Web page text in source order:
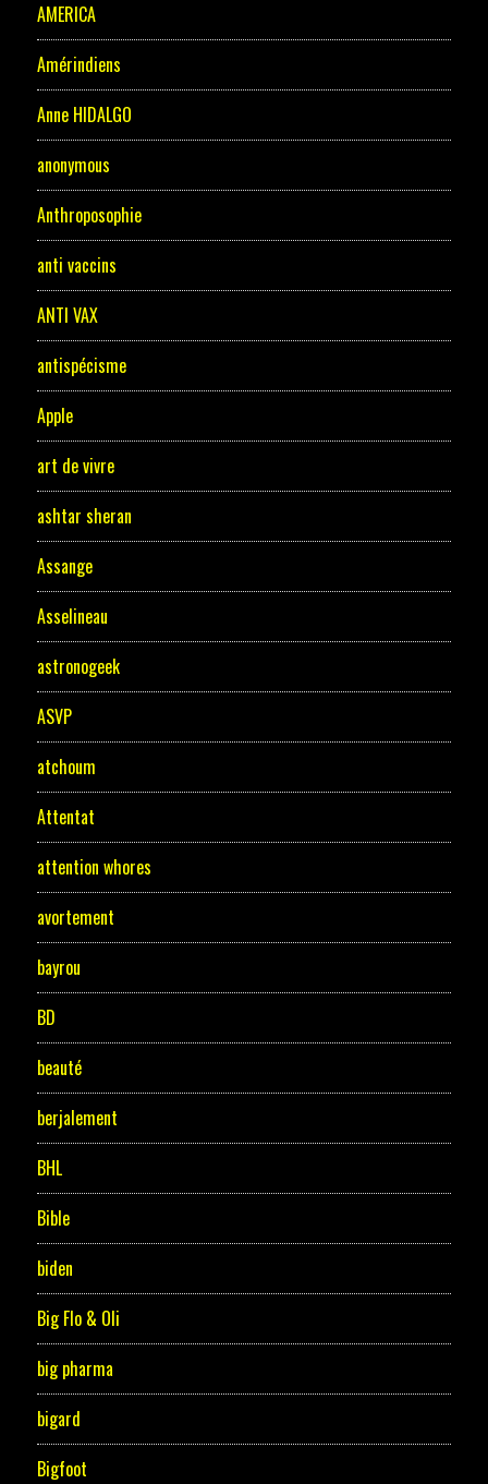
AMERICA
Amérindiens
Anne HIDALGO
anonymous
Anthroposophie
anti vaccins
ANTI VAX
antispécisme
Apple
art de vivre
ashtar sheran
Assange
Asselineau
astronogeek
ASVP
atchoum
Attentat
attention whores
avortement
bayrou
BD
beauté
berjalement
BHL
Bible
biden
Big Flo & Oli
big pharma
bigard
Bigfoot